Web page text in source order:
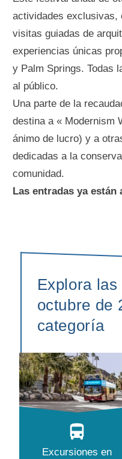
actividades exclusivas,
visitas guiadas de
experiencias únicas
y Palm Springs. Todas
al público.
Una parte de la
destina a « Modernism
ánimo de lucro) y a
dedicadas a la
comunidad.
Las entradas ya están
Explora
octubre de
categoría
Excursiones en